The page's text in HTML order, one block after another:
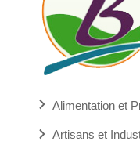
Alimentation et
Artisans et